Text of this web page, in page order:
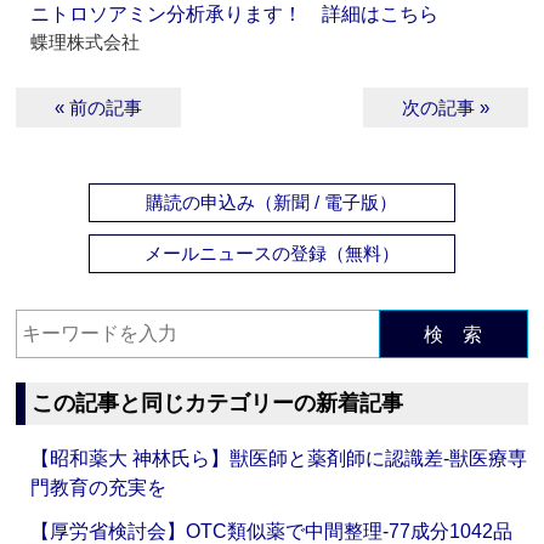
ニトロソアミン分析承ります！ 詳細はこちら
蝶理株式会社
« 前の記事 次の記事 »
購読の申込み（新聞 / 電子版）
メールニュースの登録（無料）
検 索
この記事と同じカテゴリーの新着記事
【昭和薬大 神林氏ら】獣医師と薬剤師に認識差‐獣医療専
門教育の充実を
【厚労省検討会】OTC類似薬で中間整理‐77成分1042品